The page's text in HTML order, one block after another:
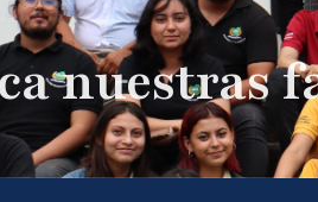
nuestras